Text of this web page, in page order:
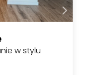
w stylu